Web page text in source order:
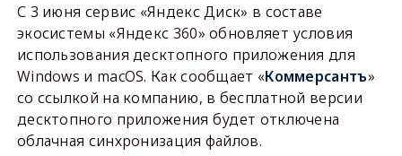
С 3 июня сервис «Яндекс Диск» в составе
экосистемы «Яндекс 360» обновляет условия
использования десктопного приложения для
Windows и macOS. Как сообщает «Коммерсантъ»
со ссылкой на компанию, в бесплатной версии
десктопного приложения будет отключена
облачная синхронизация файлов.